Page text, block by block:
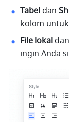
Tabel dan
kolom
File lokal dan
ingin Anda